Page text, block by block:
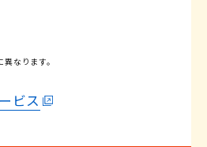
なります。
ビス